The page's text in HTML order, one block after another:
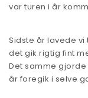
var turen i år
Sidste år lavede
det gik rigtig fint
Det samme
år foregik i selve